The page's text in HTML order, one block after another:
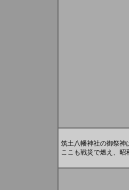
筑土八幡神社の御祭神
ここも戦災で燃え、昭